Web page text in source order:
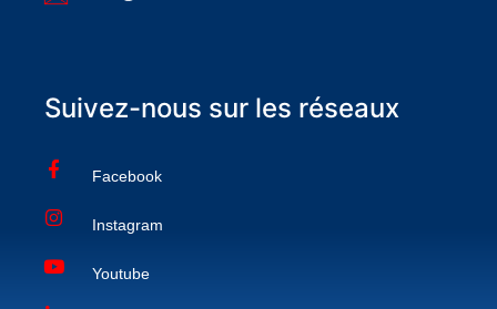
Suivez-nous sur les réseaux
Facebook
Instagram
Youtube